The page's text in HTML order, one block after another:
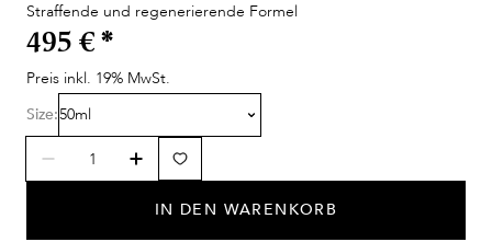
Straffende und regenerierende Formel
495 € *
Preis inkl. 19% MwSt.
Size:50ml
IN DEN WARENKORB